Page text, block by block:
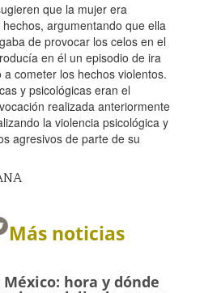
que la mujer era
argumentando que ella
de provocar los celos en el
en él un episodio de ira
cometer los hechos violentos.
y psicológicas eran el
realizada anteriormente
la violencia psicológica y
agresivos de parte de su
Más noticias
México: hora y dónde